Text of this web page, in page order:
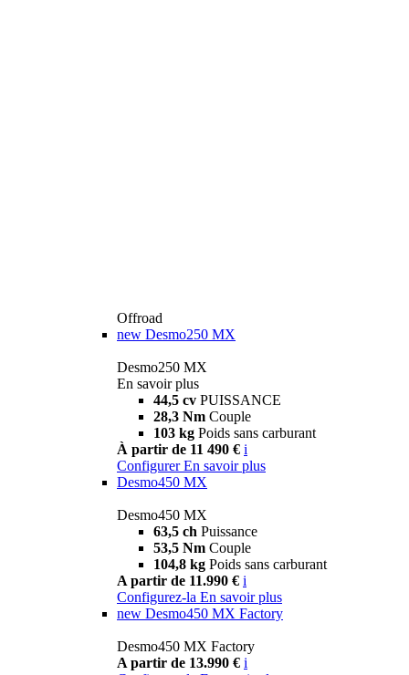
Offroad
new Desmo250 MX
Desmo250 MX
En savoir plus
44,5 cv PUISSANCE
28,3 Nm Couple
103 kg Poids sans carburant
À partir de 11 490 € i
Configurer En savoir plus
Desmo450 MX
Desmo450 MX
63,5 ch Puissance
53,5 Nm Couple
104,8 kg Poids sans carburant
A partir de 11.990 € i
Configurez-la En savoir plus
new Desmo450 MX Factory
Desmo450 MX Factory
A partir de 13.990 € i